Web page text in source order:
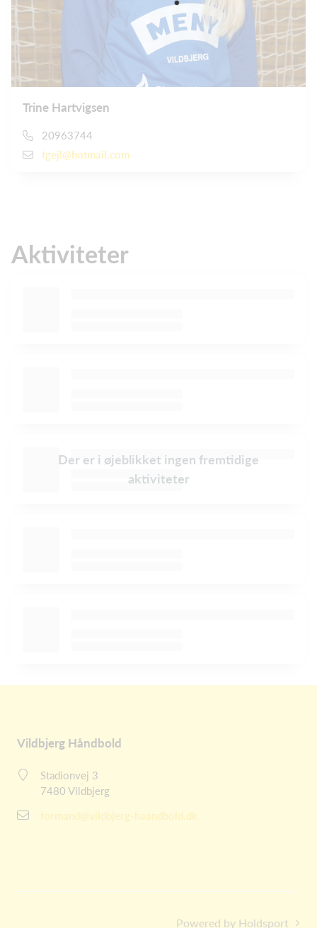
Trine Hartvigsen
20963744
tgejl@hotmail.com
Aktiviteter
Der er i øjeblikket ingen fremtidige
aktiviteter
Vildbjerg Håndbold
Stadionvej 3
7480 Vildbjerg
formand@vildbjerg-haandbold.dk
Powered by Holdsport